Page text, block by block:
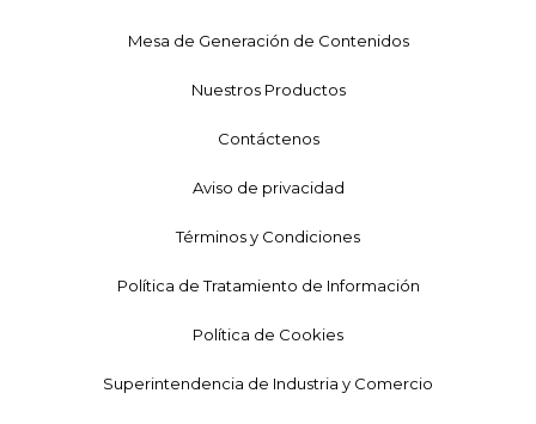
Mesa de Generación de Contenidos
Nuestros Productos
Contáctenos
Aviso de privacidad
Términos y Condiciones
Política de Tratamiento de Información
Política de Cookies
Superintendencia de Industria y Comercio